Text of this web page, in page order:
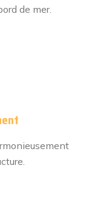
de mer.